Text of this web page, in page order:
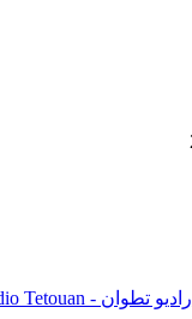
راديو تطوان - Radio Tetouan - بـوابتك نـحو الخبر